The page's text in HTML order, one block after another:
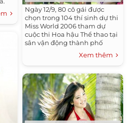
Ngày 12/9, 80 cô gái được
chọn trong 104 thí sinh dự thi
Miss World 2006 tham dự
cuộc thi Hoa hậu Thể thao tại
sân vận động thành phố
Gizycko (Ba Lan). Dưới đây là
hình ảnh các người đẹp khoe
tài.
Xem thêm